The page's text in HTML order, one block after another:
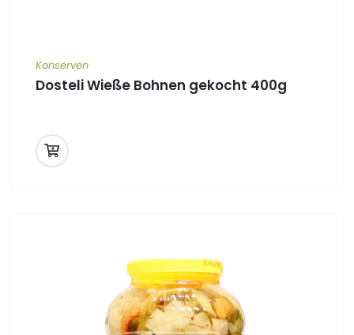
Konserven
Dosteli Wieße Bohnen gekocht 400g